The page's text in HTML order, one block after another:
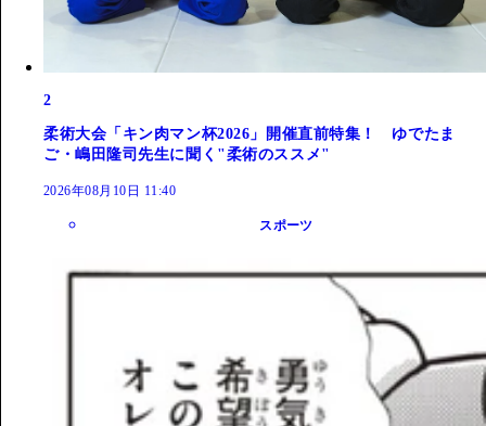
2
柔術大会「キン肉マン杯2026」開催直前特集！ ゆでたま
ご・嶋田隆司先生に聞く"柔術のススメ"
2026年08月10日 11:40
スポーツ